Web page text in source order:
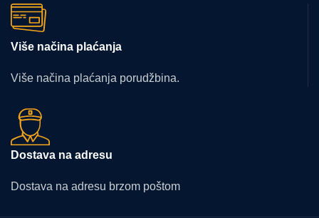
Više načina plaćanja
Više načina plaćanja porudžbina.
Dostava na adresu
Dostava na adresu brzom poštom